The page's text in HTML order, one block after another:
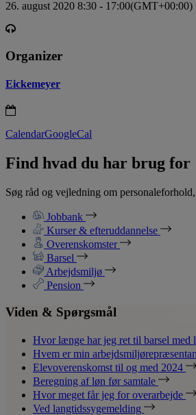
26. august 2020 8:30 - 17:00(GMT+00:00)
Organizer
Eickemeyer
CalendarGoogleCal
Find hvad du har brug for
Søg råd og vejledning om
Jobbank
Kurser & efteruddannelse
Overenskomster
Barsel
Arbejdsmiljø
Pension
Viden & Spørgsmål
Hvor længe har jeg ret til barsel med
Hvem er min
Elevoverenskomst til og med 2024
Beregning af løn før samtale
Hvor meget får jeg for overarbejde
Ved langtidssygemelding